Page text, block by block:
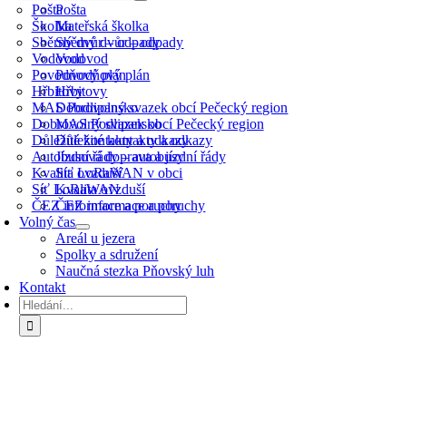
Pošta
Školka
Sběrný dvůr – odpady
Vodovod
Povodňový plán
Hřbitovy
MAS Podlipansko
Dobrovolný svazek obcí Pečecký region
Důležité kontakty a odkazy
Autobusová doprava a jízdní řády
Kvalita ovzduší
Síť LoRaWAN
ČEZ informace a poruchy
Pošta
Mateřská školka
Sběrný dvůr – odpady
Vodovod
Povodňový plán
Hřbitovy
Dobrovolný svazek obcí Pečecký region
MAS Podlipansko
Důležité kontakty a odkazy
Jízdní řády – autobusy
Síť LoRaWAN v obci
Kvalita ovzduší
ČEZ informace a poruchy
Volný čas
Areál u jezera
Spolky a sdružení
Naučná stezka Pňovský luh
Kontakt
Hledat: